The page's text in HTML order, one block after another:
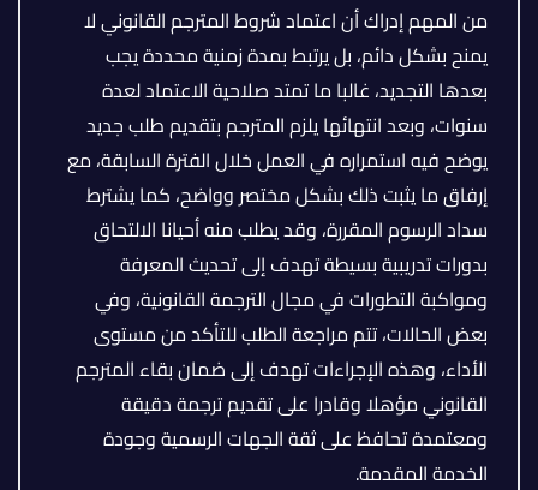
من المهم إدراك أن اعتماد شروط المترجم القانوني لا
يمنح بشكل دائم، بل يرتبط بمدة زمنية محددة يجب
بعدها التجديد، غالبا ما تمتد صلاحية الاعتماد لعدة
سنوات، وبعد انتهائها يلزم المترجم بتقديم طلب جديد
يوضح فيه استمراره في العمل خلال الفترة السابقة، مع
إرفاق ما يثبت ذلك بشكل مختصر وواضح، كما يشترط
سداد الرسوم المقررة، وقد يطلب منه أحيانا الالتحاق
بدورات تدريبية بسيطة تهدف إلى تحديث المعرفة
ومواكبة التطورات في مجال الترجمة القانونية، وفي
بعض الحالات، تتم مراجعة الطلب للتأكد من مستوى
الأداء، وهذه الإجراءات تهدف إلى ضمان بقاء المترجم
القانوني مؤهلا وقادرا على تقديم ترجمة دقيقة
ومعتمدة تحافظ على ثقة الجهات الرسمية وجودة
الخدمة المقدمة.